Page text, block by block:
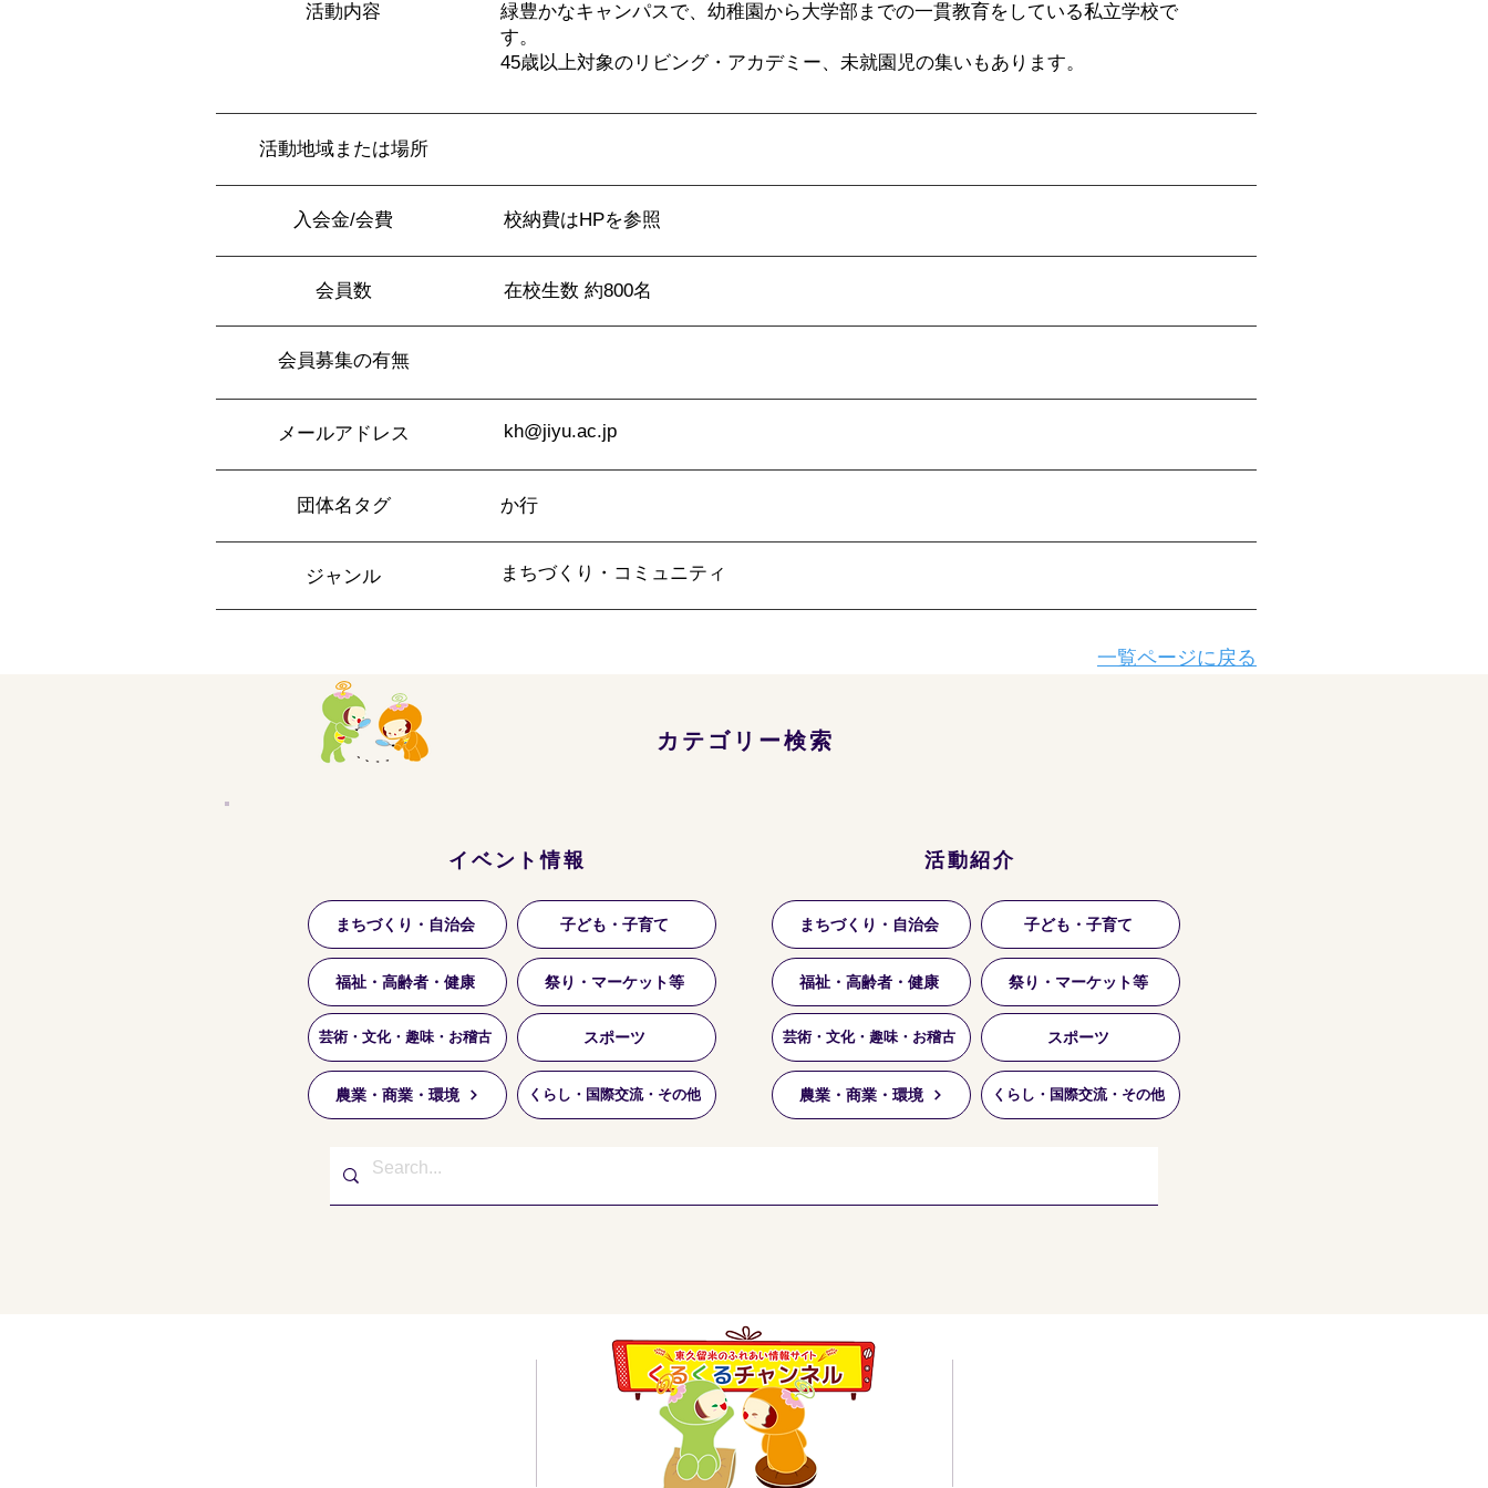
活動内容
緑豊かなキャンパスで、幼稚園から大学部までの一貫教育をしている私立学校で
す。
45歳以上対象のリビング・アカデミー、未就園児の集いもあります。
活動地域または場所
入会金/会費 校納費はHPを参照
会員数 在校生数 約800名
会員募集の有無
メールアドレス kh@jiyu.ac.jp
​団体名タグ か行
​ジャンル まちづくり・コミュニティ
一覧ページに戻る
カテゴリー検索
イベント情報
まちづくり・自治会 子ども・子育て
福祉・高齢者・健康
芸術・文化・趣味・お稽古
祭り・マーケット等
スポーツ
農業・商業・環境 くらし・国際交流・その他
活動紹介
まちづくり・自治会 子ども・子育て
福祉・高齢者・健康
芸術・文化・趣味・お稽古
祭り・マーケット等
スポーツ
農業・商業・環境 くらし・国際交流・その他